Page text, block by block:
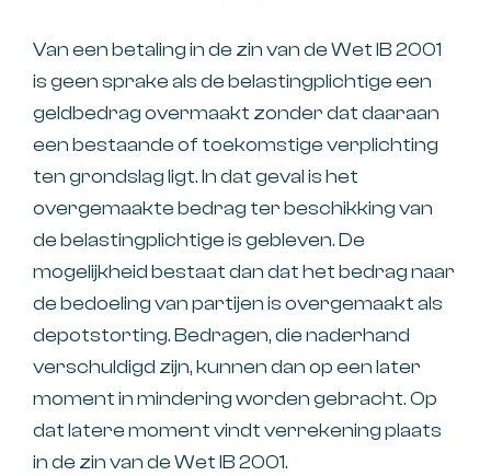
Van een betaling in de zin van de Wet IB 2001
is geen sprake als de belastingplichtige een
geldbedrag overmaakt zonder dat daaraan
een bestaande of toekomstige verplichting
ten grondslag ligt. In dat geval is het
overgemaakte bedrag ter beschikking van
de belastingplichtige is gebleven. De
mogelijkheid bestaat dan dat het bedrag naar
de bedoeling van partijen is overgemaakt als
depotstorting. Bedragen, die naderhand
verschuldigd zijn, kunnen dan op een later
moment in mindering worden gebracht. Op
dat latere moment vindt verrekening plaats
in de zin van de Wet IB 2001.